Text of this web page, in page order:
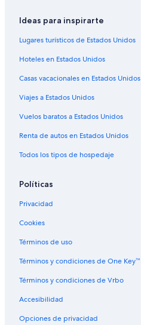
Ideas para inspirarte
Lugares turísticos de Estados Unidos
Hoteles en Estados Unidos
Casas vacacionales en Estados Unidos
Viajes a Estados Unidos
Vuelos baratos a Estados Unidos
Renta de autos en Estados Unidos
Todos los tipos de hospedaje
Políticas
Privacidad
Cookies
Términos de uso
Términos y condiciones de One Key™
Términos y condiciones de Vrbo
Accesibilidad
Opciones de privacidad